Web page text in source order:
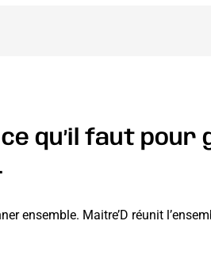
qu’il faut pour
ensemble. Maitre’D réunit